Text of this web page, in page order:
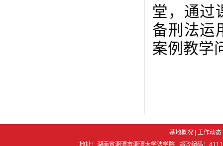
堂，通过
备刑法运
案例教学
基地概况 |工作动态
地址：湖南省湘潭市湘潭大学法学院 邮政编码：